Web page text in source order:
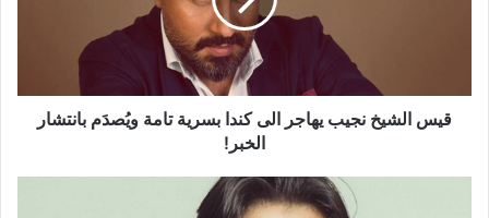
ويُصدَم
بانتشار
قيس الشيخ نجيب يهاجر الى كندا بسرية تامة ويُصدَم بانتشار
الخبر!